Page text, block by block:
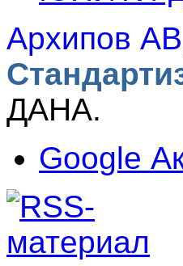
Архипов АВ
ДАНА.
Google